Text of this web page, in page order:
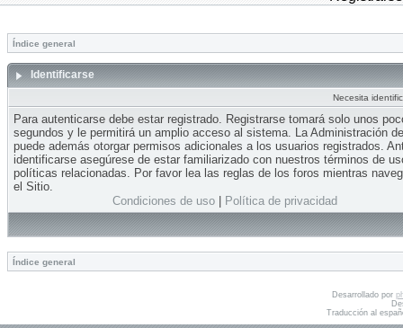
Índice general
Identificarse
Necesita
Para autenticarse debe estar registrado. Registrarse tomará solo unos
segundos y le permitirá un amplio acceso al sistema. La Administración
puede además otorgar permisos adicionales a los usuarios registrados.
identificarse asegúrese de estar familiarizado con nuestros términos de
políticas relacionadas. Por favor lea las reglas de los foros mientras
el Sitio.
Condiciones de uso| Política de privacidad
Índice general
Desarrollado por
Traducción al